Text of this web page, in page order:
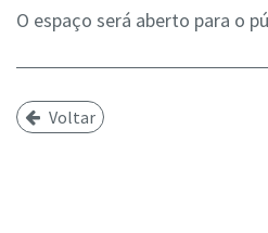
O espaço será aberto para o
Voltar